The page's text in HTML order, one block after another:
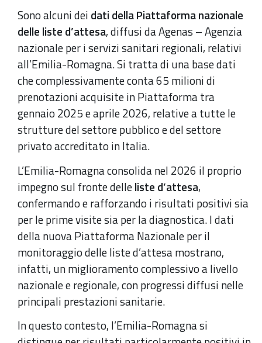
Sono alcuni dei dati della Piattaforma nazionale
delle liste d’attesa, diffusi da Agenas – Agenzia
nazionale per i servizi sanitari regionali, relativi
all’Emilia-Romagna. Si tratta di una base dati
che complessivamente conta 65 milioni di
prenotazioni acquisite in Piattaforma tra
gennaio 2025 e aprile 2026, relative a tutte le
strutture del settore pubblico e del settore
privato accreditato in Italia.
L’Emilia-Romagna consolida nel 2026 il proprio
impegno sul fronte delleliste d’attesa,
confermando e rafforzando i risultati positivi sia
per le prime visite sia per la diagnostica. I dati
della nuova Piattaforma Nazionale per il
monitoraggio delle liste d’attesa mostrano,
infatti, un miglioramento complessivo a livello
nazionale e regionale, con progressi diffusi nelle
principali prestazioni sanitarie.
In questo contesto, l’Emilia-Romagna si